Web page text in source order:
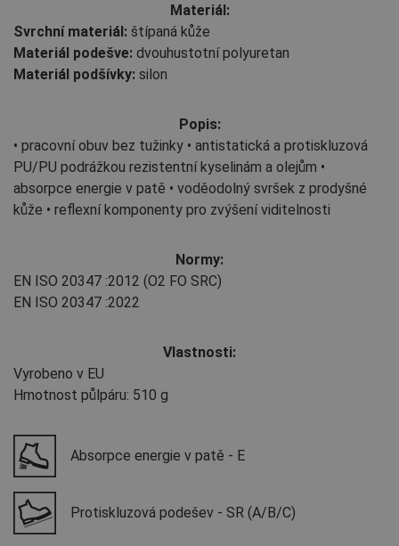
Materiál:
Svrchní materiál: štípaná kůže
Materiál podešve: dvouhustotní polyuretan
Materiál podšívky: silon
Popis:
• pracovní obuv bez tužinky • antistatická a protiskluzová
PU/PU podrážkou rezistentní kyselinám a olejům •
absorpce energie v patě • voděodolný svršek z prodyšné
kůže • reflexní komponenty pro zvýšení viditelnosti
Normy:
EN ISO 20347 :2012 (O2 FO SRC)
EN ISO 20347 :2022
Vlastnosti:
Vyrobeno v EU
Hmotnost půlpáru: 510 g
Absorpce energie v patě - E
Protiskluzová podešev - SR (A/B/C)